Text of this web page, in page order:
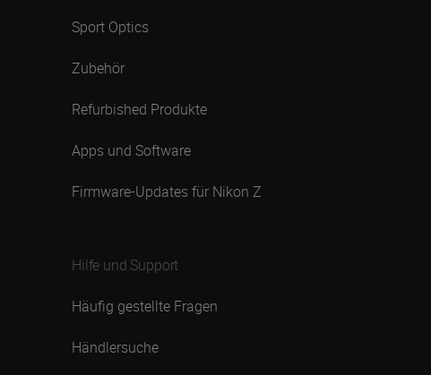
Sport Optics
Zubehör
Refurbished Produkte
Apps und Software
Firmware-Updates für Nikon Z
Hilfe und Support
Häufig gestellte Fragen
Händlersuche